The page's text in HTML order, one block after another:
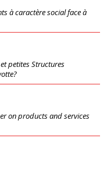
à caractère social face à
petites Structures
on products and services